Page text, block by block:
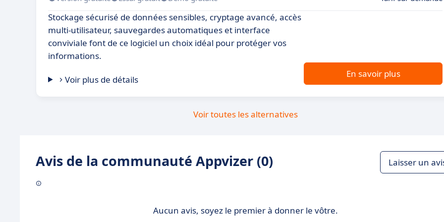
Stockage sécurisé de données sensibles, cryptage avancé, accès
multi-utilisateur, sauvegardes automatiques et interface
conviviale font de ce logiciel un choix idéal pour protéger vos
informations.
Voir plus de détails
En savoir plus
Voir toutes les alternatives
Avis de la communauté Appvizer (0) Laisser un
Aucun avis, soyez le premier à donner le vôtre.